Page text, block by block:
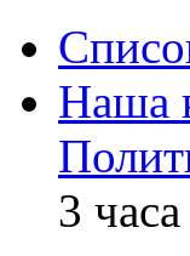
Наша
3 часа